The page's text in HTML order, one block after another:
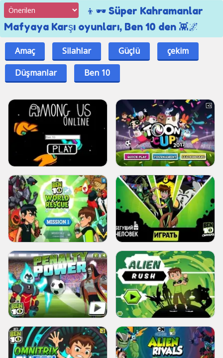
👦🕶 Süper Kahramanlar
Mafyaya Karşı oyunları, Ben 10 den 👾🌌
Amaç Silahlar Güçlü
çekim
Düşmanlar
Ben 10